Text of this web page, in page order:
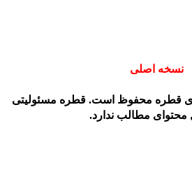
اصلی
محفوظ است. قطره مسئولیتی
مطالب ندارد.